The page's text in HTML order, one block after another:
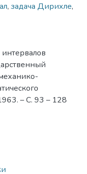
, задача Дирихле,
– С. 93 – 128